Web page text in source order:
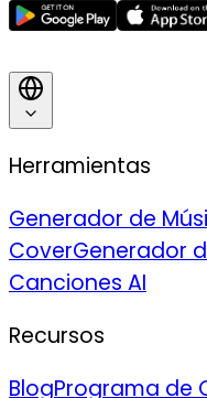
Herramientas
Generador de
CoverGenerador
Canciones AI
Recursos
BlogPrograma de